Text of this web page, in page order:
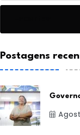
Postagens